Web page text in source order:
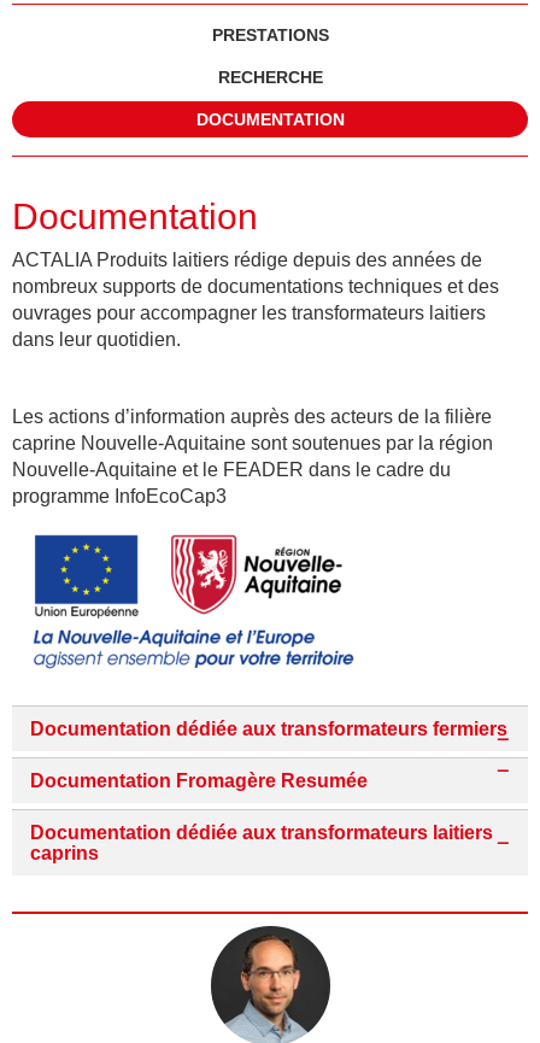
PRESTATIONS
RECHERCHE
DOCUMENTATION
Documentation
ACTALIA Produits laitiers rédige depuis des années de
nombreux supports de documentations techniques et des
ouvrages pour accompagner les transformateurs laitiers
dans leur quotidien.
Les actions d’information auprès des acteurs de la filière
caprine Nouvelle-Aquitaine sont soutenues par la région
Nouvelle-Aquitaine et le FEADER dans le cadre du
programme InfoEcoCap3
Documentation dédiée aux transformateurs fermiers
Documentation Fromagère Resumée
Documentation dédiée aux transformateurs laitiers
caprins